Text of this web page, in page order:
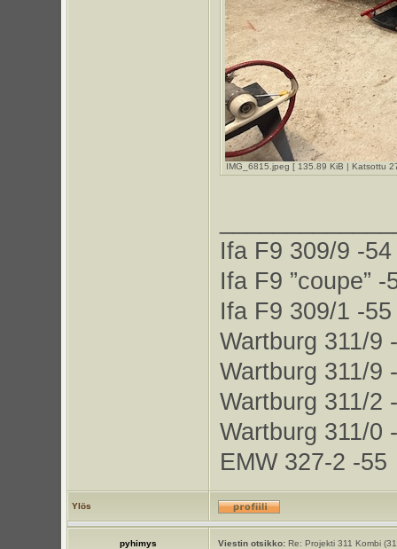
IMG_6815.jpeg [ 135.89 KiB | Katsottu
Ifa F9 309/9 -54
Ifa F9 ”coupe” -
Ifa F9 309/1 -55
Wartburg 311/9
Wartburg 311/9
Wartburg 311/2
Wartburg 311/0
EMW 327-2 -55
Ylös
pyhimys Viestin otsikko:Re: Projekti 311 Kombi